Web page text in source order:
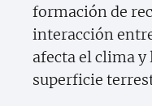
formación de
interacción
afecta el clima
superficie